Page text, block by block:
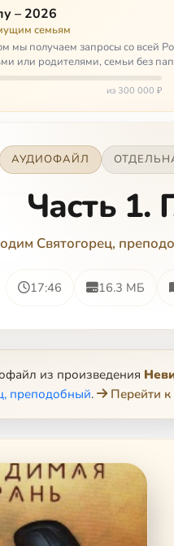
– 2026
семьям
мы получаем запросы со всей
или родителями, семьи без
из 300 000 ₽
АУДИОФАЙЛ
Часть 1.
Святогорец,
17:46 16.3 МБ
из произведения
преподобный. Перейти